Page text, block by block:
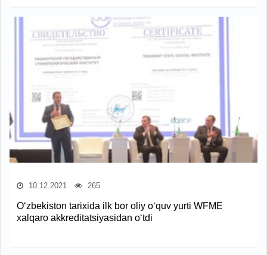
10.12.2021 265
O‘zbekiston tarixida ilk bor oliy o‘quv yurti WFME
xalqaro akkreditatsiyasidan o‘tdi